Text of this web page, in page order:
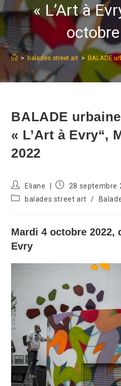
« L’Art à
> balades street art > BALADE
BALADE
« L’Art à Evry“,
2022
Auteur/autrice
de
la
Eliane
Publication
28 septembre
Postbalades street art /
Mardi 4 octobre 2022,
Evry